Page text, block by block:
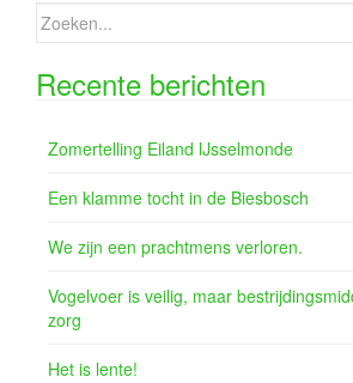
Zoeken
naar:
Recente berichten
Zomertelling Eiland IJsselmonde
Een klamme tocht in de Biesbosch
We zijn een prachtmens verloren.
Vogelvoer is veilig, maar
zorg
Het is lente!